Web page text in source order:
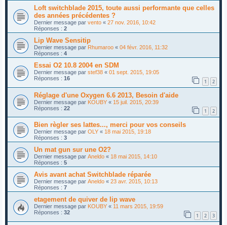
Loft switchblade 2015, toute aussi performante que celles
des années précédentes ?
Dernier message par vento « 27 nov. 2016, 10:42
Réponses : 2
Lip Wave Sensitip
Dernier message par Rhumaroo « 04 févr. 2016, 11:32
Réponses : 4
Essai O2 10.8 2004 en SDM
Dernier message par stef38 « 01 sept. 2015, 19:05
Réponses : 16 1 2
Réglage d'une Oxygen 6.6 2013, Besoin d'aide
Dernier message par KOUBY « 15 juil. 2015, 20:39
Réponses : 22 1 2
Bien règler ses lattes..., merci pour vos conseils
Dernier message par OLY « 18 mai 2015, 19:18
Réponses : 3
Un mat gun sur une O2?
Dernier message par Aneldo « 18 mai 2015, 14:10
Réponses : 5
Avis avant achat Switchblade réparée
Dernier message par Aneldo « 23 avr. 2015, 10:13
Réponses : 7
etagement de quiver de lip wave
Dernier message par KOUBY « 11 mars 2015, 19:59
Réponses : 32 1 2 3